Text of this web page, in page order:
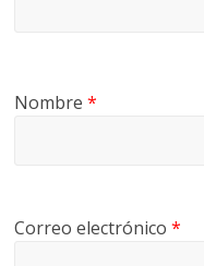
Nombre*
Correo electrónico*